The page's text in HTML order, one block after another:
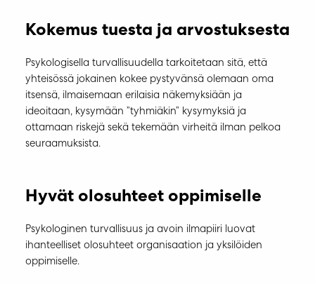
Kokemus tuesta ja arvostuksesta
Psykologisella turvallisuudella tarkoitetaan sitä, että
yhteisössä jokainen kokee pystyvänsä olemaan oma
itsensä, ilmaisemaan erilaisia näkemyksiään ja
ideoitaan, kysymään ”tyhmiäkin” kysymyksiä ja
ottamaan riskejä sekä tekemään virheitä ilman pelkoa
seuraamuksista.
Hyvät olosuhteet oppimiselle
Psykologinen turvallisuus ja avoin ilmapiiri luovat
ihanteelliset olosuhteet organisaation ja yksilöiden
oppimiselle.